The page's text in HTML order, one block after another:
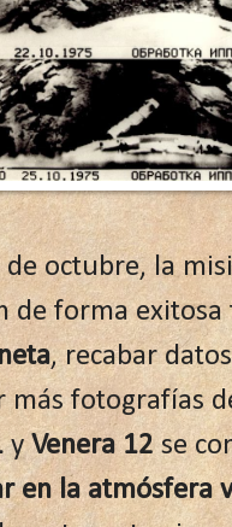
de octubre, la
de forma
, recabar
fotografías
y Venera 12se
en la atmósfera